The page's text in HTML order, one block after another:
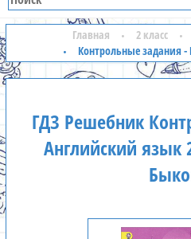
Главная 2 класс
Контрольные задания
ГДЗ Решебник
Английский язык